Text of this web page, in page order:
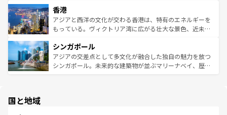
とつ。フォーやバインミー、ベトナムコーヒーなどは、ぜ
ひ現地で味わいたい。どの地域を訪れてもあたたかい人々
が旅行者を迎えてくれるので、きっと忘れられない旅にな
参照してほしい。
の活気が交差している。北部ではチェンマイなどの山岳地
帯で自然と触れ合い、南部ではプーケットやクラビの美し
いビーチでリゾート気分を楽しむことができる。タイ料理
激する。気候は一年中温暖で、どの季節にも異なる楽しみ
が待っている。親しみやすいタイの人々、仏教を中心とし
た文化、そして多様な観光資源が、訪れる旅人を魅了し続
香港
アジアと西洋の文化が交わる香港は、特有のエネルギーを
もっている。ヴィクトリア湾に広がる壮大な景色、近未来
み、どこを訪れても感動するはず。観光スポットが密集し
ており、効率よく見どころを回れるのも魅力。息をのむよ
うな絶景から文化的な体験まで、香港を存分に楽しみ尽く
シンガポール
アジアの交差点として多文化が融合した独自の魅力を放つ
シンガポール。未来的な建築物が並ぶマリーナベイ、歴史
国と地域